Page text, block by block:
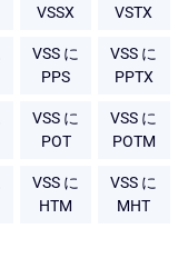
VSSX
VSTX
VSS に
PPS
VSS に
PPTX
VSS に
POT
VSS に
POTM
VSS に
HTM
VSS に
MHT